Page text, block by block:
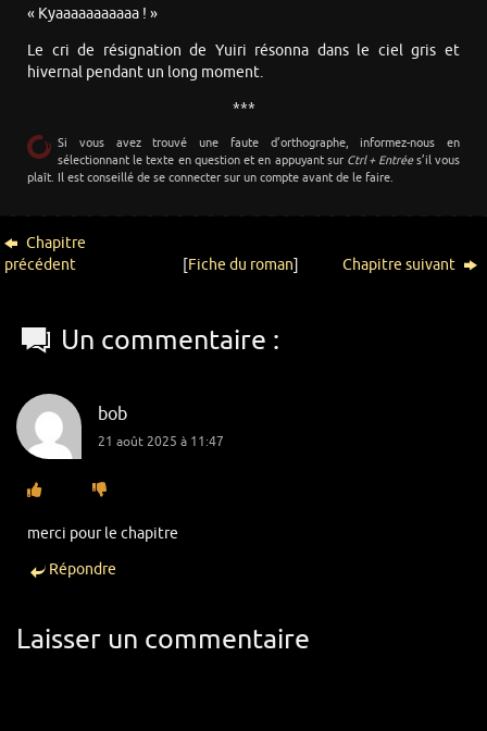
« Kyaaaaaaaaaaa ! »
Le cri de résignation de Yuiri résonna dans le ciel gris et
hivernal pendant un long moment.
***
Si vous avez trouvé une faute d’orthographe, informez-nous en
sélectionnant le texte en question et en appuyant sur Ctrl + Entrées’il vous
plaît. Il est conseillé de se connecter sur un compte avant de le faire.
Chapitre
précédent
[Fiche du roman] Chapitre suivant
Un commentaire :
bob
21 août 2025 à 11:47
merci pour le chapitre
Répondre
Laisser un commentaire